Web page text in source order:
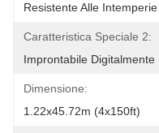
Resistente Alle Intemperie
Caratteristica Speciale 2:
Improntabile Digitalmente
Dimensione:
1.22x45.72m (4x150ft)